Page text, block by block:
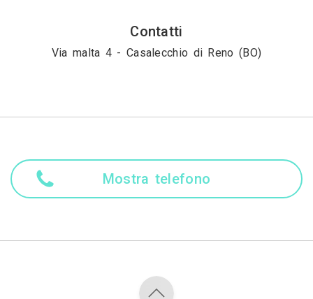
Contatti
Via malta 4 - Casalecchio di Reno (BO)
Mostra telefono